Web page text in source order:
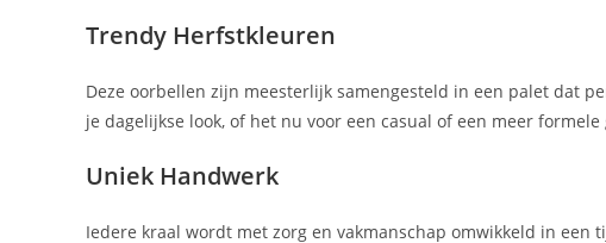
Trendy Herfstkleuren
Deze oorbellen zijn meesterlijk samengesteld in een palet dat
je dagelijkse look, of het nu voor een casual of een meer
Uniek Handwerk
Iedere kraal wordt met zorg en vakmanschap omwikkeld in